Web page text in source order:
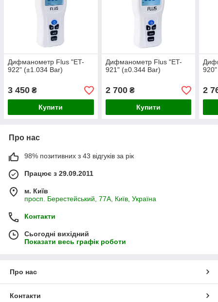
Дифманометр Flus "ET-
922" (±1.034 Bar)
3 450 ₴
Купити
Дифманометр Flus "ET-
921" (±0.344 Bar)
2 700₴
Купити
2
Про нас
98% позитивних з 43 відгуків за рік
Працює з 29.09.2011
м. Київ
просп. Берестейський, 77А, Київ, Україна
Контакти
Сьогодні вихідний
Показати весь графік роботи
Про нас
Контакти